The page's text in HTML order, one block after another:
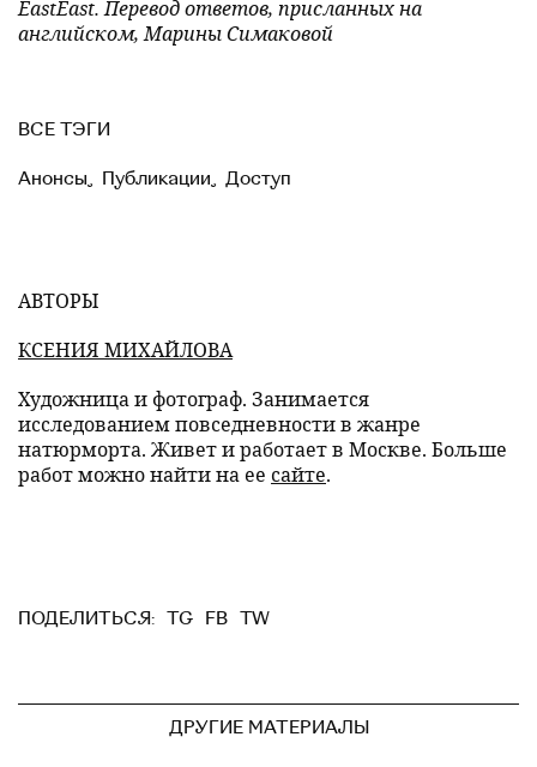
EastEast. Перевод ответов, присланных на
английском, Марины Симаковой
ВСЕ ТЭГИ
Анонсы, Публикации, Доступ
АВТОРЫ
КСЕНИЯ МИХАЙЛОВА
Художница и фотограф. Занимается
исследованием повседневности в жанре
натюрморта. Живет и работает в Москве. Больше
работ можно найти на ее сайте.
ПОДЕЛИТЬСЯ: TG FB TW
ДРУГИЕ МАТЕРИАЛЫ